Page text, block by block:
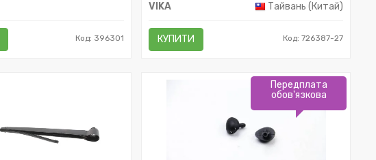
Код: 396301
VIKA
Тайвань (Китай)
КУПИТИ Код: 726387-27
Передплата
обов'язкова